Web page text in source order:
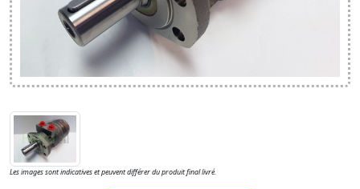
Les images sont indicatives et peuvent différer du produit final livré.